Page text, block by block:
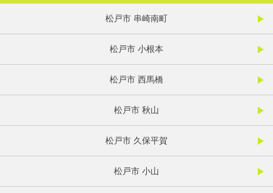
松戸市 串崎南町
松戸市 小根本
松戸市 西馬橋
松戸市 秋山
松戸市 久保平賀
松戸市 小山